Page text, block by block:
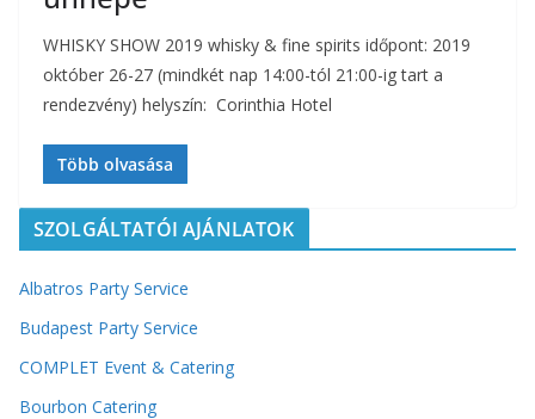
WHISKY SHOW 2019 whisky & fine spirits időpont: 2019
október 26-27 (mindkét nap 14:00-tól 21:00-ig tart a
rendezvény) helyszín: Corinthia Hotel
Több olvasása
SZOLGÁLTATÓI AJÁNLATOK
Albatros Party Service
Budapest Party Service
COMPLET Event & Catering
Bourbon Catering